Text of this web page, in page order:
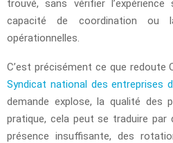
trouvé, sans vérifier
capacité de coordination ou
opérationnelles.
C’est précisément ce que redoute
Syndicat national des entreprises
demande explose, la qualité des
pratique, cela peut se traduire par
présence insuffisante, des